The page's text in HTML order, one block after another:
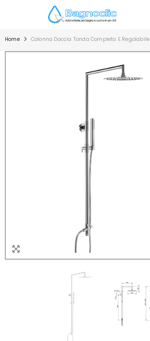
Home Colonna Doccia Tonda Completa E Regolabile